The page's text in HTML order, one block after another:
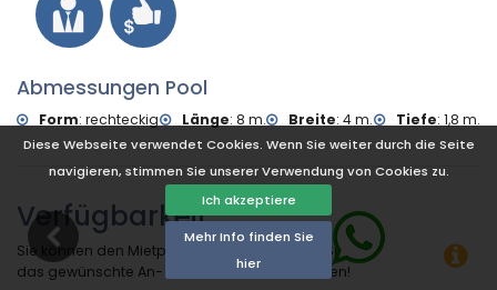
Diese Webseite verwendet Cookies. Wenn Sie weiter durch die Seite
navigieren, stimmen Sie unserer Verwendung von Cookies zu.
Ich akzeptiere
Mehr Info finden Sie
hier
Abmessungen Pool
Form: rechteckig Länge: 8 m. Breite:4 m. Tiefe: 1,8 m.
Verfügbarkeit
Sie können den Mietpreis berechnen, indem Sie auf
das gewünschte An- und Abreisedatum klicken!